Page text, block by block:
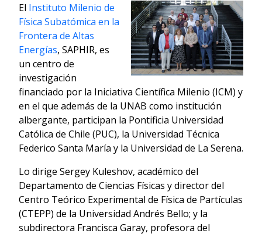
El Instituto Milenio de
Física Subatómica en la
Frontera de Altas
Energías, SAPHIR, es
un centro de
investigación
financiado por la Iniciativa Científica Milenio (ICM) y
en el que además de la UNAB como institución
albergante, participan la Pontificia Universidad
Católica de Chile (PUC), la Universidad Técnica
Federico Santa María y la Universidad de La Serena.
Lo dirige Sergey Kuleshov, académico del
Departamento de Ciencias Físicas y director del
Centro Teórico Experimental de Física de Partículas
(CTEPP) de la Universidad Andrés Bello; y la
subdirectora Francisca Garay, profesora del